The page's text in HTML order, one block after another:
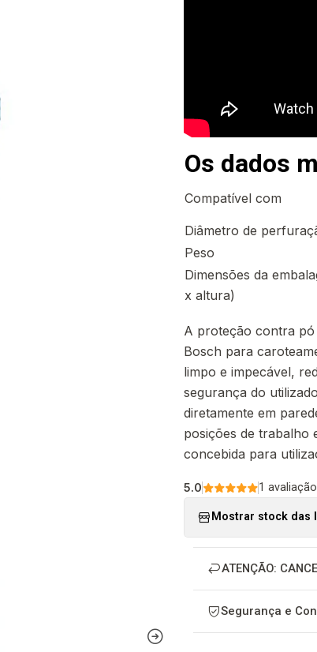
Os dados
Compatível com
Diâmetro de
Peso
Dimensões da
x altura)
A proteção contra pó
Bosch para
limpo e impecável,
segurança do
diretamente em
posições de trabalho
concebida para
5.0 1 avaliação
Mostrar stock das
ATENÇÃO:
Segurança e